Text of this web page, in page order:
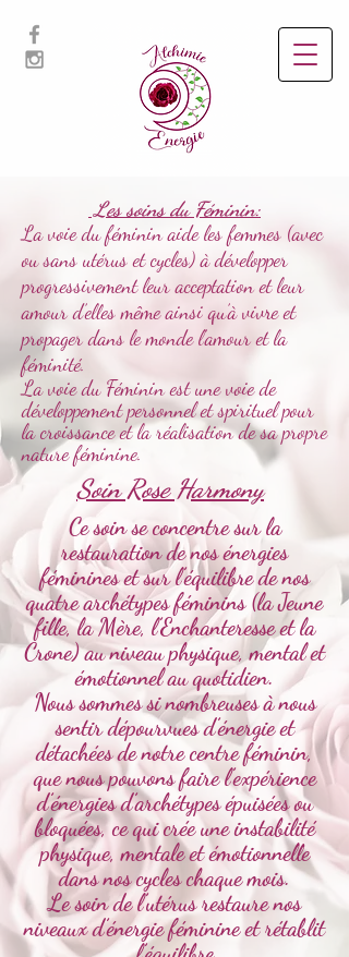
Les soins du Féminin:
La voie du féminin aide les femmes (avec
ou sans utérus et cycles) à développer
progressivement leur acceptation et leur
amour d’elles même ainsi qu’à vivre et
propager dans le monde l’amour et la
féminité.
La voie du Féminin est une voie de
développement personnel et spirituel pour
la croissance et la réalisation de sa propre
nature féminine.
Soin Rose Harmony
Ce soin se concentre sur la
restauration de nos énergies
féminines et sur l’équilibre de nos
quatre archétypes féminins (la Jeune
fille, la Mère, l’Enchanteresse et la
Crone) au niveau physique, mental et
émotionnel au quotidien.
Nous sommes si nombreuses à nous
sentir dépourvues d’énergie et
détachées de notre centre féminin,
que nous pouvons faire l’expérience
d’énergies d’archétypes épuisées ou
bloquées, ce qui crée une instabilité
physique, mentale et émotionnelle
dans nos cycles chaque mois.
Le soin de l’utérus restaure nos
niveaux d’énergie féminine et rétablit